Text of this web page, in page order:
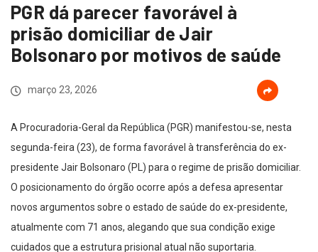
PGR dá parecer favorável à
prisão domiciliar de Jair
Bolsonaro por motivos de saúde
março 23, 2026
A Procuradoria-Geral da República (PGR) manifestou-se, nesta
segunda-feira (23), de forma favorável à transferência do ex-
presidente Jair Bolsonaro (PL) para o regime de prisão domiciliar.
O posicionamento do órgão ocorre após a defesa apresentar
novos argumentos sobre o estado de saúde do ex-presidente,
atualmente com 71 anos, alegando que sua condição exige
cuidados que a estrutura prisional atual não suportaria.